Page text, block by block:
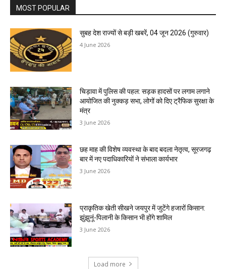
MOST POPULAR
सुबह देश राज्यों से बड़ी खबरें, 04 जून 2026 (गुरुवार)
4 June 2026
चिड़ावा में पुलिस की पहल: सड़क हादसों पर लगाम लगाने
आयोजित की नुक्कड़ सभा, लोगों को दिए ट्रैफिक सुरक्षा के
मंत्र
3 June 2026
छह माह की विशेष व्यवस्था के बाद बदला नेतृत्व, सूरजगढ़
बार में नए पदाधिकारियों ने संभाला कार्यभार
3 June 2026
प्राकृतिक खेती सीखने जयपुर में जुटेंगे हजारों किसान:
झुंझुनूं-पिलानी के किसान भी होंगे शामिल
3 June 2026
Load more